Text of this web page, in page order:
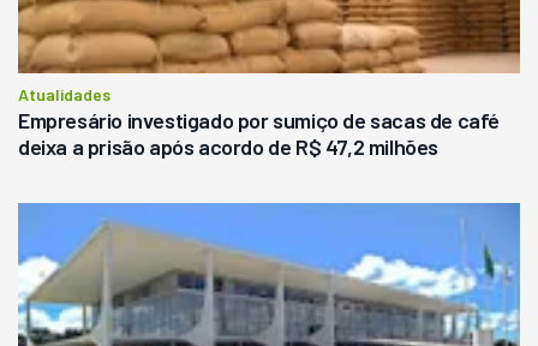
Atualidades
Empresário investigado por sumiço de sacas de café
deixa a prisão após acordo de R$ 47,2 milhões